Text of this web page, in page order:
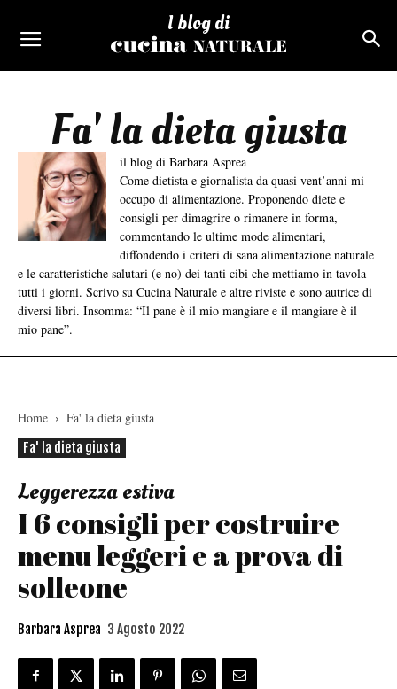
I blog di
Fa' la dieta giusta
il blog di Barbara Asprea
Come dietista e giornalista da quasi vent’anni mi
occupo di alimentazione. Proponendo diete e
consigli per dimagrire o rimanere in forma,
commentando le ultime mode alimentari,
diffondendo i criteri di sana alimentazione naturale
e le caratteristiche salutari (e no) dei tanti cibi che mettiamo in tavola
tutti i giorni. Scrivo su Cucina Naturale e altre riviste e sono autrice di
diversi libri. Insomma: “Il pane è il mio mangiare e il mangiare è il
mio pane”.
Home
Fa' la dieta giusta
Fa' la dieta giusta
Leggerezza estiva
I 6 consigli per costruire
menu leggeri e a prova di
solleone
Barbara Asprea 3 Agosto 2022